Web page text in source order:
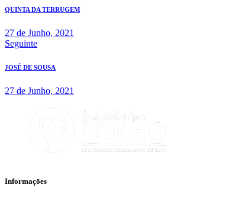
de
QUINTA DA TERRUGEM
27 de Junho, 2021
Seguinte
JOSÉ DE SOUSA
27 de Junho, 2021
Informaçōes